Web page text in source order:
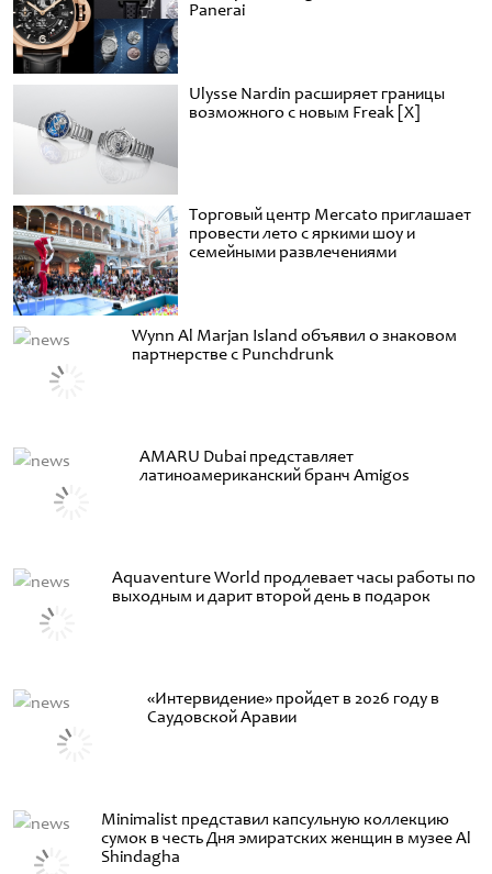
Panerai
Ulysse Nardin расширяет границы
возможного с новым Freak [X]
Торговый центр Mercato приглашает
провести лето с яркими шоу и
семейными развлечениями
Wynn Al Marjan Island объявил о знаковом
партнерстве с Punchdrunk
AMARU Dubai представляет
латиноамериканский бранч Amigos
Aquaventure World продлевает часы работы по
выходным и дарит второй день в подарок
«Интервидение» пройдет в 2026 году в
Саудовской Аравии
Minimalist представил капсульную коллекцию
сумок в честь Дня эмиратских женщин в музее Al
Shindagha